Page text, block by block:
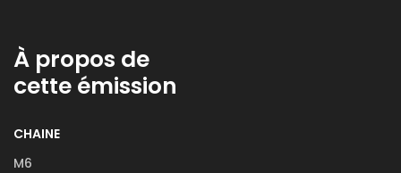
À propos de
cette émission
CHAINE
M6